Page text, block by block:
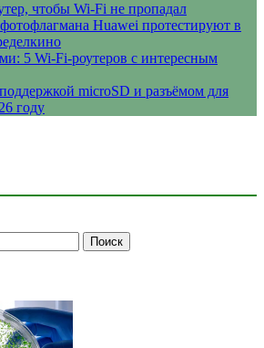
чтобы Wi-Fi не пропадал
Huawei протестируют в
5 Wi-Fi-роутеров с интересным
microSD и разъёмом для
году